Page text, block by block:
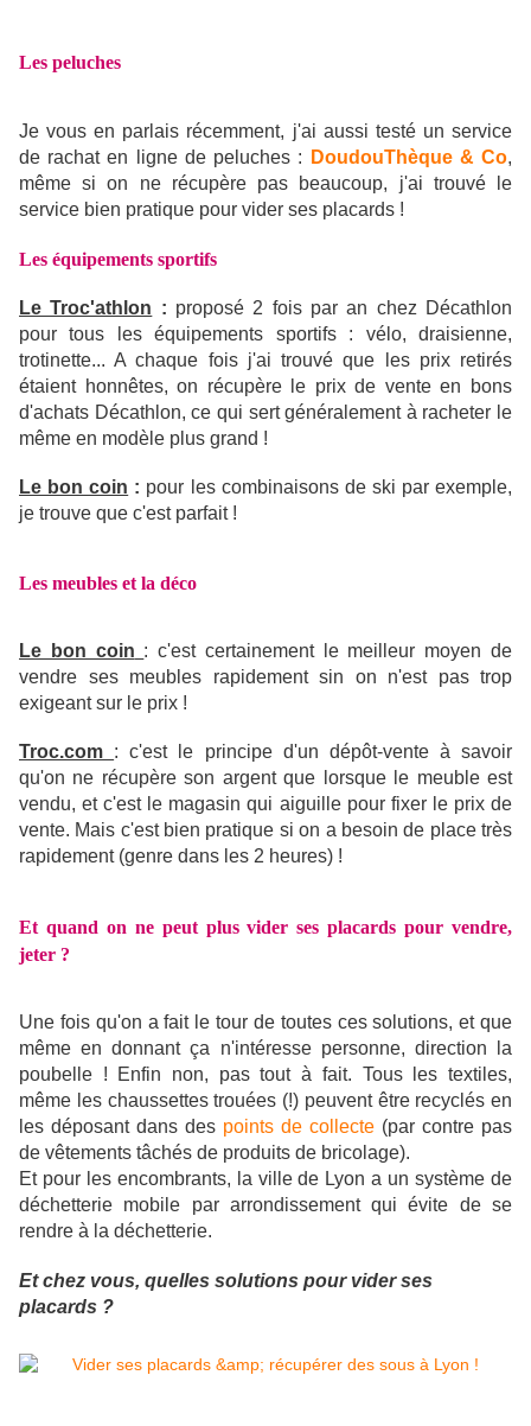
Les peluches
Je vous en parlais récemment, j'ai aussi testé un service
de rachat en ligne de peluches :
DoudouThèque & Co,
même si on ne récupère pas beaucoup, j'ai trouvé le
service bien pratique pour vider ses placards !
Les équipements sportifs
Le Troc'athlon : proposé 2 fois par an chez Décathlon
pour tous les équipements sportifs : vélo, draisienne,
trotinette... A chaque fois j'ai trouvé que les prix retirés
étaient honnêtes, on récupère le prix de vente en bons
d'achats Décathlon, ce qui sert généralement à racheter le
même en modèle plus grand !
Le bon coin : pour les combinaisons de ski par exemple,
je trouve que c'est parfait !
Les meubles et la déco
Le bon coin : c'est certainement le meilleur moyen de
vendre ses meubles rapidement sin on n'est pas trop
exigeant sur le prix !
Troc.com : c'est le principe d'un dépôt-vente à savoir
qu'on ne récupère son argent que lorsque le meuble est
vendu, et c'est le magasin qui aiguille pour fixer le prix de
vente. Mais c'est bien pratique si on a besoin de place très
rapidement (genre dans les 2 heures) !
Et quand on ne peut plus vider ses placards pour vendre,
jeter ?
Une fois qu'on a fait le tour de toutes ces solutions, et que
même en donnant ça n'intéresse personne, direction la
poubelle ! Enfin non, pas tout à fait. Tous les textiles,
même les chaussettes trouées (!) peuvent être recyclés en
les déposant dans des points de collecte (par contre pas
de vêtements tâchés de produits de bricolage).
Et pour les encombrants, la ville de Lyon a un système de
déchetterie mobile par arrondissement qui évite de se
rendre à la déchetterie.
Et chez vous, quelles solutions pour vider ses
placards ?